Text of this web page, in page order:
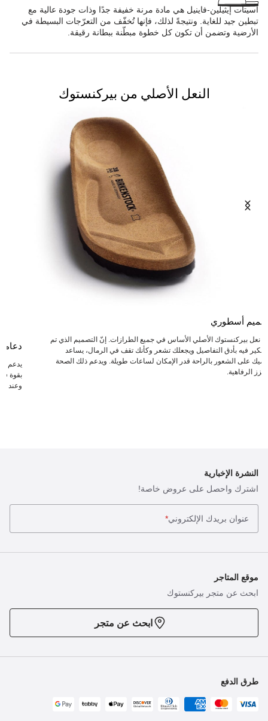
أسيتات إيثيلين-فاينيل هي مادة مرنة خفيفة جدًا وذات جودة عالية مع
تبطين جيد للغاية. ونتيجةً لذلك، فإنها تُخفّف من التعرّجات البسيطة في
الأرضية وتضمن أن تكون كل خطوة مبطّنة ببطانة رقيقة.
النعل الأصلي من بيركنستوك
أسطوري
نعل بيركنستوك الأصلي الأساس في جميع الطرازات. إنّ التصميم الذي تم
فيه بأدق التفاصيل ويجعلك تشعر وكأنك تقف في الرمال، يساعد
على الشعور بالراحة قدر الإمكان لساعات طويلة. ويدعم ذلك الصحة
الرفاهية.
يدعم
بقوة
وعند
النشرة الإخبارية
اشترك واحصل على عروض خاصة!
عنوان بريدك الإلكتروني*
موقع المتاجر
ابحث عن متجر بيركنستوك
ابحث عن متجر
طرق الدفع